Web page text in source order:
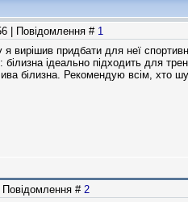
| Повідомлення # 1
вирішив придбати для неї
ідеально підходить для
білизна. Рекомендую всім, хто
# 2